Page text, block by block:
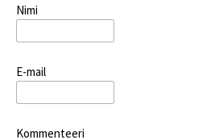
Nimi
E-mail
Kommenteeri